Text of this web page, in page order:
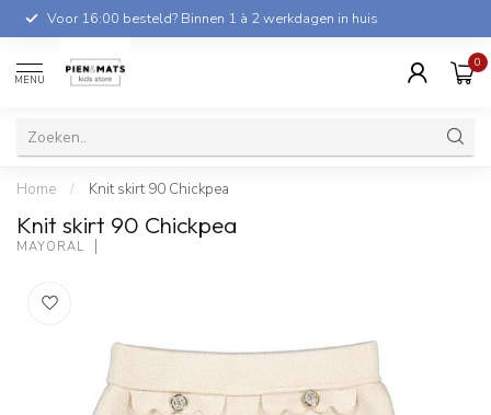
Voor 16:00 besteld? Binnen 1 à 2 werkdagen in huis
MENU
0
Home / Knit skirt 90 Chickpea
Knit skirt 90 Chickpea
MAYORAL